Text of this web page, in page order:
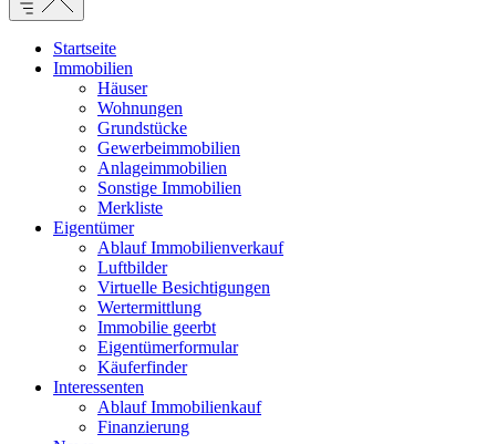
Startseite
Immobilien
Häuser
Wohnungen
Grundstücke
Gewerbeimmobilien
Anlageimmobilien
Sonstige Immobilien
Merkliste
Eigentümer
Ablauf Immobilienverkauf
Luftbilder
Virtuelle Besichtigungen
Wertermittlung
Immobilie geerbt
Eigentümerformular
Käuferfinder
Interessenten
Ablauf Immobilienkauf
Finanzierung